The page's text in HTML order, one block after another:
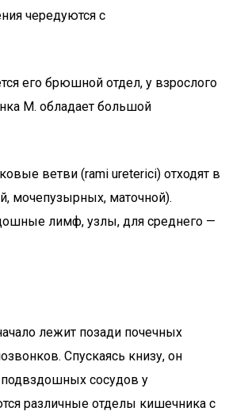
чередуются с
его брюшной отдел, у взрослого
М. обладает большой
ветви (rami ureterici) отходят в
мочепузырных, маточной).
лимф, узлы, для среднего —
лежит позади почечных
Спускаясь книзу, он
сосудов у
различные отделы кишечника с